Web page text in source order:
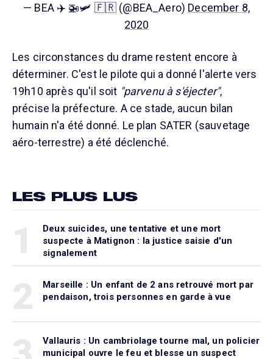
— BEA ✈️ 🚁🛩 🇫🇷 (@BEA_Aero) December 8,
2020
Les circonstances du drame restent encore à
déterminer. C'est le pilote qui a donné l'alerte vers
19h10 après qu'il soit "parvenu à s'éjecter",
précise la préfecture. A ce stade, aucun bilan
humain n'a été donné. Le plan SATER (sauvetage
aéro-terrestre) a été déclenché.
LES PLUS LUS
Deux suicides, une tentative et une mort
suspecte à Matignon : la justice saisie d'un
signalement
Marseille : Un enfant de 2 ans retrouvé mort par
pendaison, trois personnes en garde à vue
Vallauris : Un cambriolage tourne mal, un policier
municipal ouvre le feu et blesse un suspect